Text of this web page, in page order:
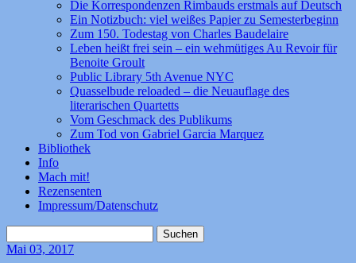
Die Korrespondenzen Rimbauds erstmals auf Deutsch
Ein Notizbuch: viel weißes Papier zu Semesterbeginn
Zum 150. Todestag von Charles Baudelaire
Leben heißt frei sein – ein wehmütiges Au Revoir für
Benoite Groult
Public Library 5th Avenue NYC
Quasselbude reloaded – die Neuauflage des
literarischen Quartetts
Vom Geschmack des Publikums
Zum Tod von Gabriel Garcia Marquez
Bibliothek
Info
Mach mit!
Rezensenten
Impressum/Datenschutz
nach:
Mai 03, 2017